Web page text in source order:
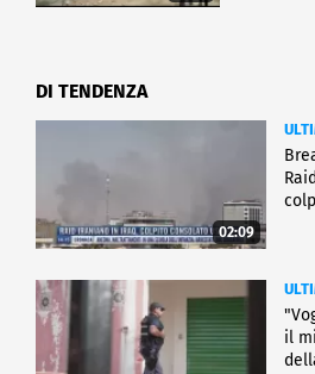
DI TENDENZA
02:09
il